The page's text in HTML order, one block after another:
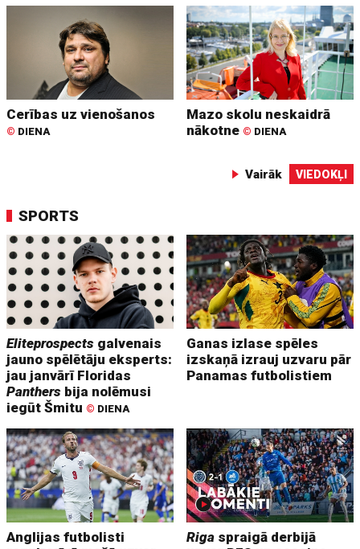
Cerības uz vienošanos
© DIENA
Mazo skolu neskaidrā
nākotne © DIENA
Vairāk VIEDOKĻI
SPORTS
Eliteprospects galvenais
jauno spēlētāju eksperts:
jau janvārī Floridas
Panthers bija nolēmusi
iegūt Šmitu © DIENA
Ganas izlase spēles
izskaņā izrauj uzvaru pār
Panamas futbolistiem
Anglijas futbolisti
Riga spraigā derbijā